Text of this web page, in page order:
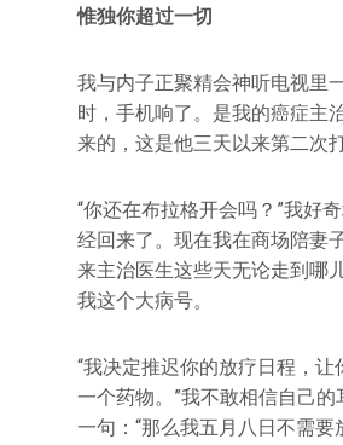
惟独你超过一切
我与内子正聚精会神听电视里
时，手机响了。是我的癌症主
来的，这是他三天以来第二次
“你还在布拉格开会吗？‌‌”我好
经回来了。现在我在商场陪妻
来主治医生这些天无论走到哪
我这个大病号。
“我决定推迟你的放疗日程，让
一个药物。‌‌”我不敢相信自己的
一句：‌‌“那么我五月八日不需要